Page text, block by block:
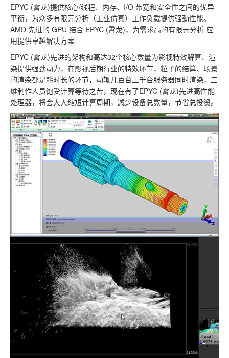
EPYC (霄龙)提供核心/线程、内存、I/O 带宽和安全性之间的优异
平衡，为众多有限元分析（工业仿真）工作负载提供强劲性能。
AMD 先进的 GPU 结合 EPYC (霄龙)，为需求高的有限元分析 应
用提供卓越解决方案
EPYC (霄龙)先进的架构和高达32个核心数量为影视特效解算、渲
染提供强劲动力，在影视后期行业的特效环节，粒子的结算、场景
的渲染都是耗时长的环节，动辄几百台上千台服务器同时渲染，三
维制作人员饱受计算等待之苦，现在有了EPYC (霄龙)先进高性能
处理器，将会大大缩短计算周期，减少设备总数量，节省总投资。